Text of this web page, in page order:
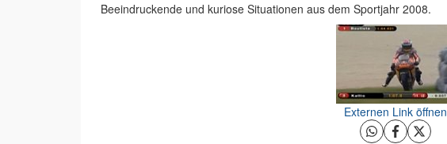
Beeindruckende und kuriose Situationen aus dem Sportjahr 2008.
Externen Link öffnen